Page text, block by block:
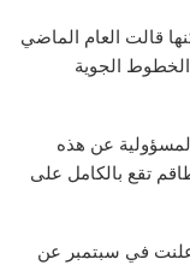
قالت العام الماضي
عام 2021 “تؤكد أن الخطوط الجوية
عن هذه
تقع بالكامل على
في سبتمبر عن